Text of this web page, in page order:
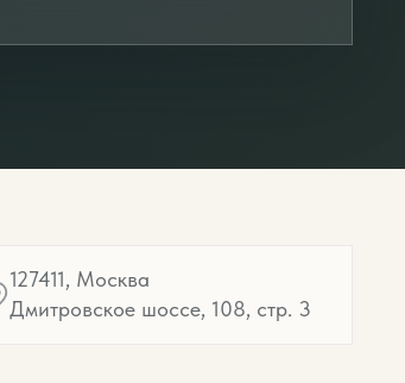
127411, Москва
Дмитровское шоссе, 108, стр. 3